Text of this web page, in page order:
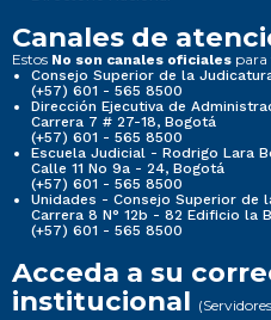
Canales de
Estos No son canales oficiales
Consejo Superior de la
(+57) 601 - 565 8500
Dirección Ejecutiva de
Carrera 7 # 27-18, Bogotá
(+57) 601 - 565 8500
Escuela Judicial - Rodrigo Lara
Calle 11 No 9a - 24, Bogotá
(+57) 601 - 565 8500
Unidades - Consejo Superior de
Carrera 8 N° 12b - 82 Edificio la
(+57) 601 - 565 8500
Acceda a su
institucional